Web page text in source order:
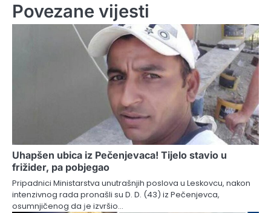
Povezane vijesti
Uhapšen ubica iz Pečenjevaca! Tijelo stavio u
frižider, pa pobjegao
Pripadnici Ministarstva unutrašnjih poslova u Leskovcu, nakon
intenzivnog rada pronašli su D. D. (43) iz Pečenjevca,
osumnjičenog da јe izvršio…